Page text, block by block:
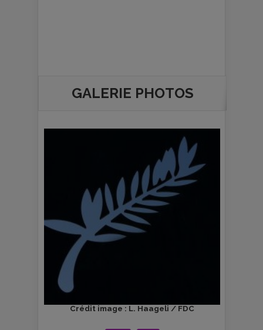
GALERIE PHOTOS
Crédit image : L. Haageli / FDC